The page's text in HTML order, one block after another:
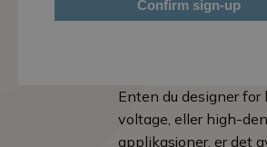
Enten du designer
voltage, eller high-
applikasjoner, er det